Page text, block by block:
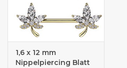
1,6 x 12 mm
Nippelpiercing Blatt